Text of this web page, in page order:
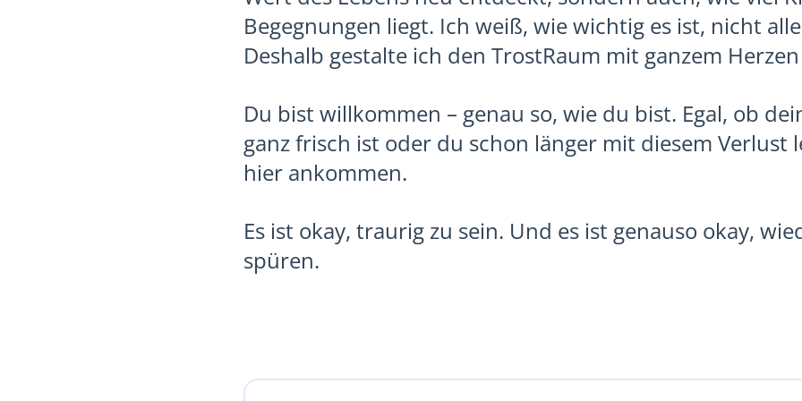
Begegnungen liegt. Ich weiß, wie wichtig es ist, nicht
Deshalb gestalte ich den TrostRaum mit ganzem
Du bist willkommen – genau so, wie du bist. Egal, ob
ganz frisch ist oder du schon länger mit diesem Verlust
hier ankommen.
Es ist okay, traurig zu sein. Und es ist genauso okay,
spüren.